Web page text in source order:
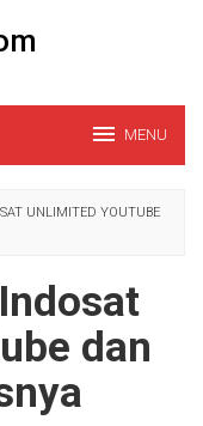
MENU
UNLIMITED YOUTUBE
dan